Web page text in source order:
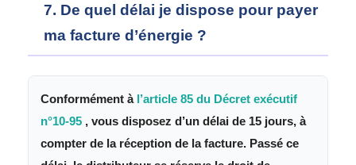
de l’Énergie n°394 du 22 juillet 2022, relative
aux prestations du distributeur et aux barèmes
des prix applicables.
7. De quel délai je dispose pour payer
ma facture d’énergie ?
Conformément à l’article 85 du Décret exécutif
n°10-95 , vous disposez d’un délai de 15 jours, à
compter de la réception de la facture. Passé ce